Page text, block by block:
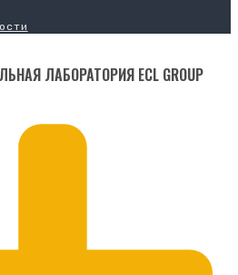
ЛАБОРАТОРИЯ ECL GROUP